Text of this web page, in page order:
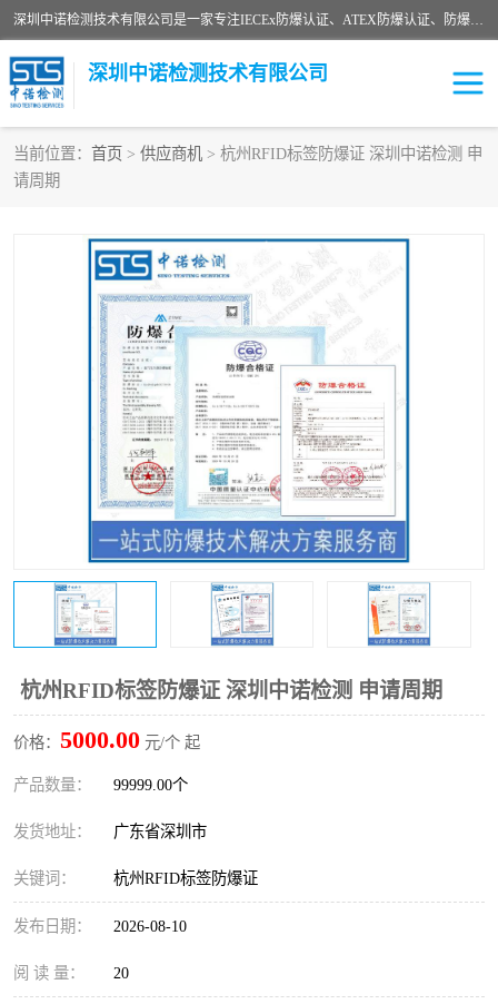
深圳中诺检测技术有限公司是一家专注IECEx防爆认证、ATEX防爆认证、防爆电气检测、防爆合格证、煤安认证等代理机构，可为客户提供从防爆设计、认证、现场检查、工程施工改造、培训等一站式服务。
深圳中诺检测技术有限公司
当前位置： 首页 > 供应商机 > 杭州RFID标签防爆证 深圳中诺检测 申
请周期
杭州RFID标签防爆证 深圳中诺检测 申请周期
价格： 5000.00 元/个 起
产品数量： 99999.00个
发货地址： 广东省深圳市
关键词： 杭州RFID标签防爆证
发布日期： 2026-08-10
阅 读 量： 20
ATEX防爆认证
防爆3C认证 现场防爆检测
防爆工程 煤安矿安
IECEx防爆认证
防爆资质证书 各国防爆认证
防爆培训 SIL认证
防爆电气检测机构 防爆合格证代理机构